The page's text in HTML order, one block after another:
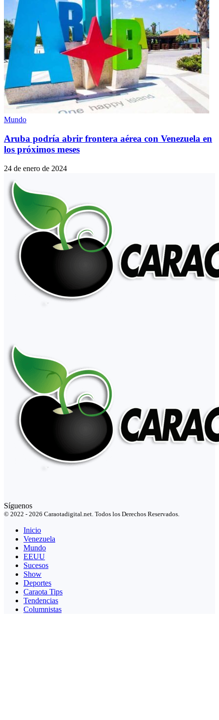
Mundo
Aruba podría abrir frontera aérea con Venezuela en
los próximos meses
24 de enero de 2024
Síguenos
© 2022 - 2026 Caraotadigital.net. Todos los Derechos Reservados.
Inicio
Venezuela
Mundo
EEUU
Sucesos
Show
Deportes
Caraota Tips
Tendencias
Columnistas